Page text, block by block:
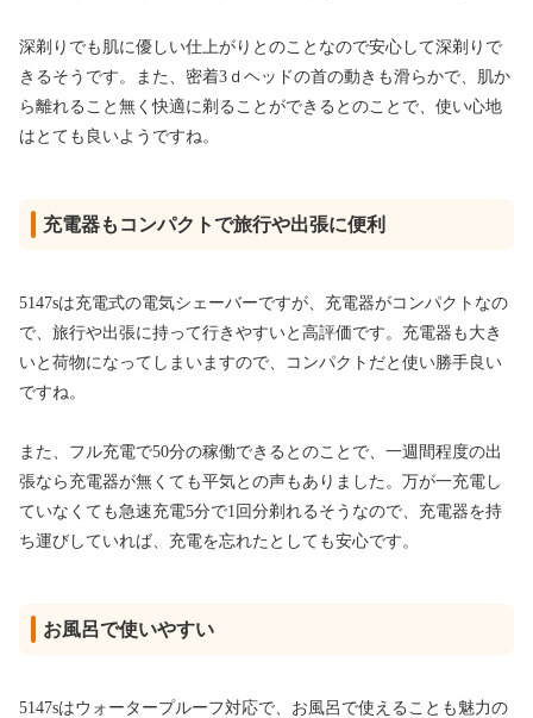
深剃りでも肌に優しい仕上がりとのことなので安心して深剃りで
きるそうです。また、密着3ｄヘッドの首の動きも滑らかで、肌か
ら離れること無く快適に剃ることができるとのことで、使い心地
はとても良いようですね。
充電器もコンパクトで旅行や出張に便利
5147sは充電式の電気シェーバーですが、充電器がコンパクトなの
で、旅行や出張に持って行きやすいと高評価です。充電器も大き
いと荷物になってしまいますので、コンパクトだと使い勝手良い
ですね。
また、フル充電で50分の稼働できるとのことで、一週間程度の出
張なら充電器が無くても平気との声もありました。万が一充電し
ていなくても急速充電5分で1回分剃れるそうなので、充電器を持
ち運びしていれば、充電を忘れたとしても安心です。
お風呂で使いやすい
5147sはウォータープルーフ対応で、お風呂で使えることも魅力の